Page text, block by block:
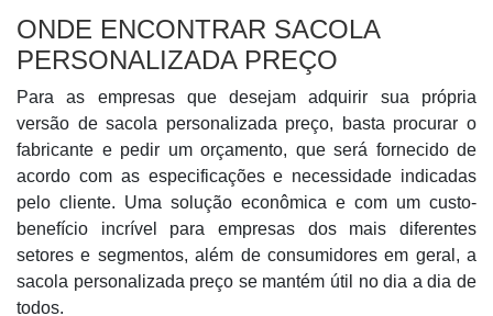
ONDE ENCONTRAR SACOLA
PERSONALIZADA PREÇO
Para as empresas que desejam adquirir sua própria
versão de sacola personalizada preço, basta procurar o
fabricante e pedir um orçamento, que será fornecido de
acordo com as especificações e necessidade indicadas
pelo cliente. Uma solução econômica e com um custo-
benefício incrível para empresas dos mais diferentes
setores e segmentos, além de consumidores em geral, a
sacola personalizada preço se mantém útil no dia a dia de
todos.